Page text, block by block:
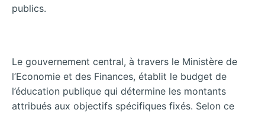
publics.
Le gouvernement central, à travers le Ministère de
l’Economie et des Finances, établit le budget de
l’éducation publique qui détermine les montants
attribués aux objectifs spécifiques fixés. Selon ce